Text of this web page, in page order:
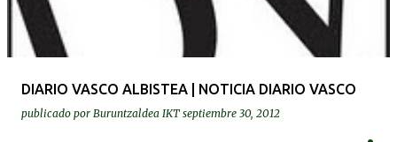
DIARIO VASCO ALBISTEA | NOTICIA DIARIO VASCO
publicado por Buruntzaldea IKT septiembre 30, 2012